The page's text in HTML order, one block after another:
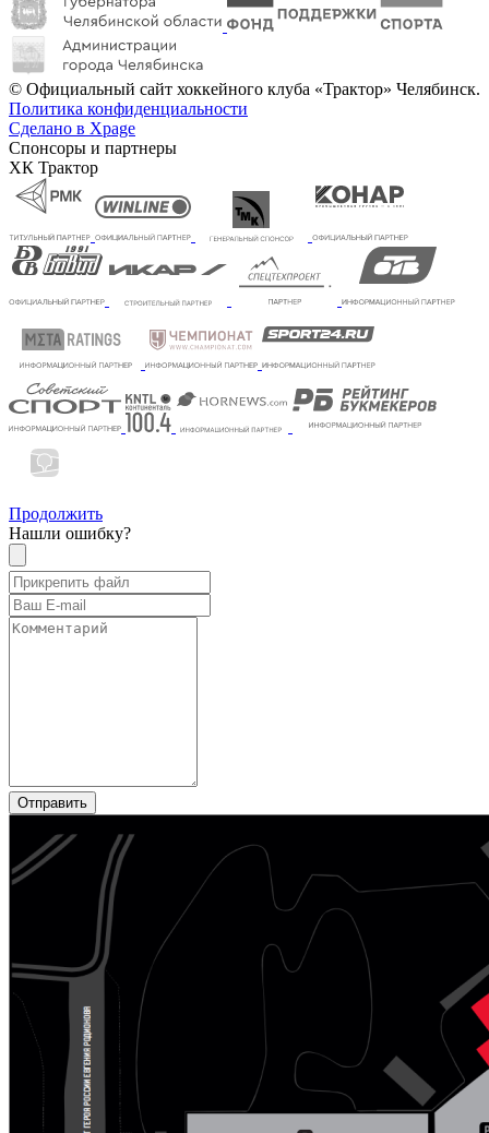
© Официальный сайт хоккейного клуба «Трактор» Челябинск.
Политика конфиденциальности
Сделано в Xpage
Спонсоры и партнеры
ХК Трактор
Продолжить
Нашли ошибку?